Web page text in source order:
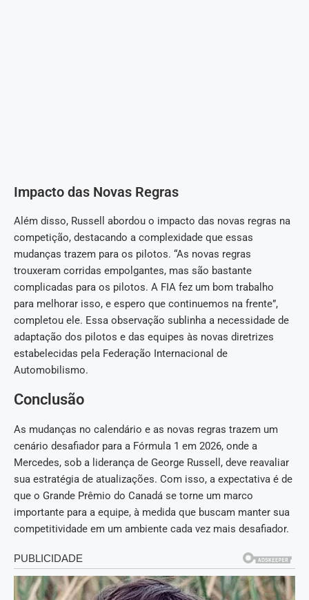
Impacto das Novas Regras
Além disso, Russell abordou o impacto das novas regras na
competição, destacando a complexidade que essas
mudanças trazem para os pilotos. “As novas regras
trouxeram corridas empolgantes, mas são bastante
complicadas para os pilotos. A FIA fez um bom trabalho
para melhorar isso, e espero que continuemos na frente”,
completou ele. Essa observação sublinha a necessidade de
adaptação dos pilotos e das equipes às novas diretrizes
estabelecidas pela Federação Internacional de
Automobilismo.
Conclusão
As mudanças no calendário e as novas regras trazem um
cenário desafiador para a Fórmula 1 em 2026, onde a
Mercedes, sob a liderança de George Russell, deve reavaliar
sua estratégia de atualizações. Com isso, a expectativa é de
que o Grande Prêmio do Canadá se torne um marco
importante para a equipe, à medida que buscam manter sua
competitividade em um ambiente cada vez mais desafiador.